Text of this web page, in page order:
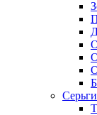
Серьги